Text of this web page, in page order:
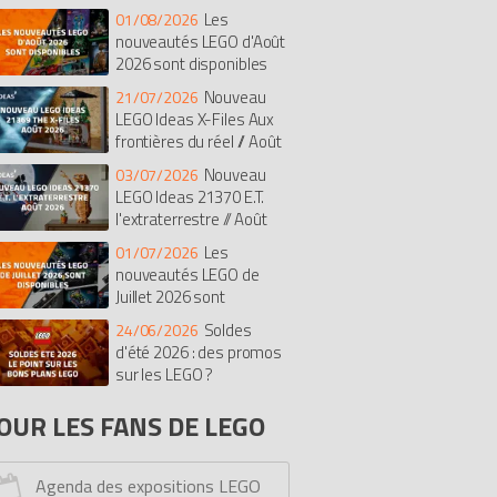
Botanicals
Super Mario
des Caraïbes
The Batman Movie
Buildings Collection
Jones
Duplo
The LEGO Movie
Chima Saisonnier
Castle
Knights
Ghostbusters
Stranger Things
Le Hobbit
Hidden Side
Overwatch
Fortnite Pirates
Simpsons
1 (F1)
Monkie Kid
Avatar
doo
One Piece
Story
Tortues Ninja
Unikitty
Functions
Monster Fighters
Factory
Dreamzzz
Kingdoms
Bob l'éponge
Serious Play
Sketches
Mindstorms
Dino
01/08/2026 Les
nouveautés LEGO d'Août
2026 sont disponibles
21/07/2026 Nouveau
LEGO Ideas X-Files Aux
frontières du réel // Août
03/07/2026 Nouveau
LEGO Ideas 21370 E.T.
l'extraterrestre // Août
01/07/2026 Les
nouveautés LEGO de
Juillet 2026 sont
24/06/2026 Soldes
d'été 2026 : des promos
sur les LEGO ?
LES FANS DE LEGO
Agenda des expositions LEGO